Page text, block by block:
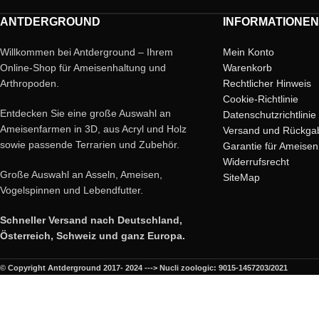
Farbe: Weiß.
Rot).
Tür: Schwenktür
ANTDERGROUND
Willkommen bei Antderground – Ihrem
Online-Shop für Ameisenhaltung und
Arthropoden.
Entdecken Sie eine große Auswahl an
Ameisenfarmen in 3D, aus Acryl und Holz
sowie passende Terrarien und Zubehör.
Große Auswahl an Asseln, Ameisen,
Vogelspinnen und Lebendfutter.
Schneller Versand nach Deutschland,
Österreich, Schweiz und ganz Europa.
INFORMATIONEN
Mein Konto
Warenkorb
Rechtlicher Hinweis
Cookie-Richtlinie
Datenschutzrichtlinie
Versand und
Garantie für Ameisen
Widerrufsrecht
SiteMap
© Copyright Antderground 2017- 2024 ---> Nucli zoologic: 9015-1457203/2021